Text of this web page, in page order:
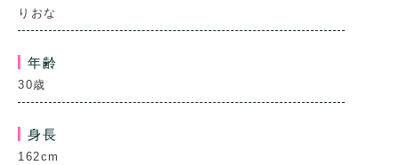
りおな
年齢
30歳
身長
162cm